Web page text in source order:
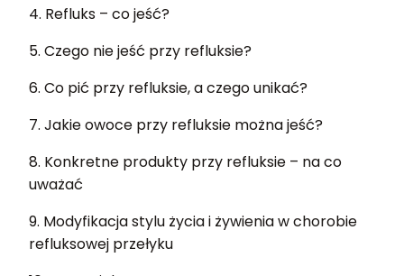
4. Refluks – co jeść?
5. Czego nie jeść przy refluksie?
6. Co pić przy refluksie, a czego unikać?
7. Jakie owoce przy refluksie można jeść?
8. Konkretne produkty przy refluksie – na co
uważać
9. Modyfikacja stylu życia i żywienia w chorobie
refluksowej przełyku